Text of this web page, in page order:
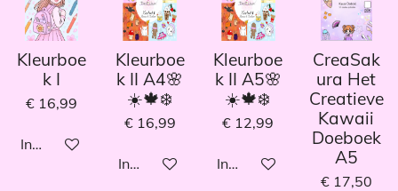
Kleurboe
k I
€ 16,99
In winkelwagen
Kleurboe
k II A4🌸
☀️🍁❄️
€ 16,99
In winkelwagen
Kleurboe
k II A5🌸
☀️🍁❄️
€ 12,99
In winkelwagen
CreaSak
ura Het
Creatieve
Kawaii
Doeboek
A5
€ 17,50